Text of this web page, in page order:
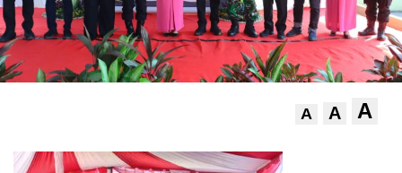
A A A